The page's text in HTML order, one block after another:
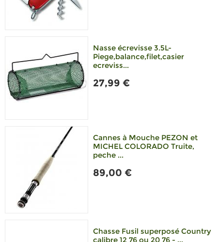
Nasse écrevisse 3.5L-
Piege,balance,filet,casier
ecreviss...
27,99 €
Cannes à Mouche PEZON et
MICHEL COLORADO Truite,
peche ...
89,00 €
Chasse Fusil superposé Country
calibre 12 76 ou 20 76 - ...